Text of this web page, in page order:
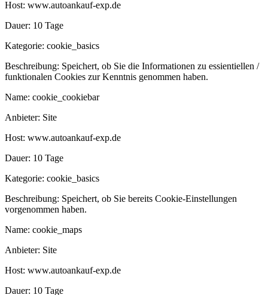
Host: www.autoankauf-exp.de
Dauer: 10 Tage
Kategorie: cookie_basics
Beschreibung: Speichert, ob Sie die Informationen zu essientiellen /
funktionalen Cookies zur Kenntnis genommen haben.
Name: cookie_cookiebar
Anbieter: Site
Host: www.autoankauf-exp.de
Dauer: 10 Tage
Kategorie: cookie_basics
Beschreibung: Speichert, ob Sie bereits Cookie-Einstellungen
vorgenommen haben.
Name: cookie_maps
Anbieter: Site
Host: www.autoankauf-exp.de
Dauer: 10 Tage